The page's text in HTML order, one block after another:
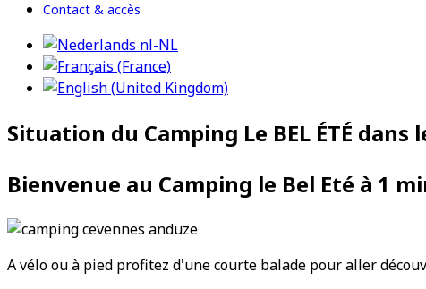
Contact & accès
Situation du Camping Le BEL ÉTÉ dans
Bienvenue au Camping le Bel Eté à 1
A vélo ou à pied profitez d'une courte balade pour aller